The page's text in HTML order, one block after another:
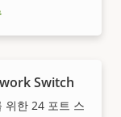
Switch
위한 24 포트 스